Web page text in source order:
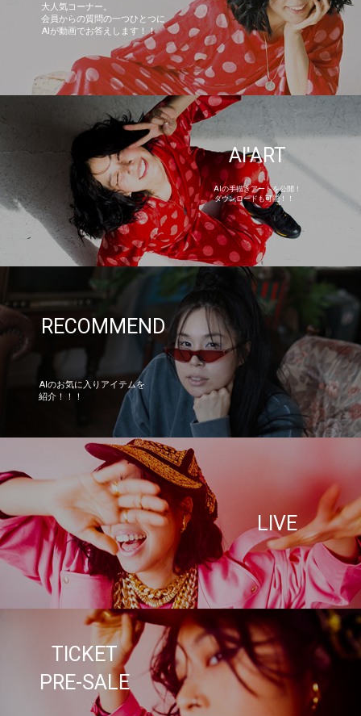
大人気コーナー。
会員からの質問の一つひとつに
AIが動画でお答えします！！
AI'ART
AIの手描きアートを公開！
ダウンロードも可能！！
RECOMMEND
AIのお気に入りアイテムを
紹介！！！
LIVE
TICKET
PRE-SALE